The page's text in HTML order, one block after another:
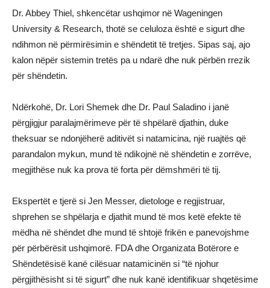
Dr. Abbey Thiel, shkencëtar ushqimor në Wageningen
University & Research, thotë se celuloza është e sigurt dhe
ndihmon në përmirësimin e shëndetit të tretjes. Sipas saj, ajo
kalon nëpër sistemin tretës pa u ndarë dhe nuk përbën rrezik
për shëndetin.
Ndërkohë, Dr. Lori Shemek dhe Dr. Paul Saladino i janë
përgjigjur paralajmërimeve për të shpëlarë djathin, duke
theksuar se ndonjëherë aditivët si natamicina, një ruajtës që
parandalon mykun, mund të ndikojnë në shëndetin e zorrëve,
megjithëse nuk ka prova të forta për dëmshmëri të tij.
Ekspertët e tjerë si Jen Messer, dietologe e regjistruar,
shprehen se shpëlarja e djathit mund të mos ketë efekte të
mëdha në shëndet dhe mund të shtojë frikën e panevojshme
për përbërësit ushqimorë. FDA dhe Organizata Botërore e
Shëndetësisë kanë cilësuar natamicinën si “të njohur
përgjithësisht si të sigurt” dhe nuk kanë identifikuar shqetësime